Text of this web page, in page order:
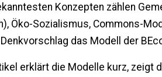
Konzepten zählen
Öko-Sozialismus, Commons-
das Modell der
erklärt die Modelle kurz, zeigt